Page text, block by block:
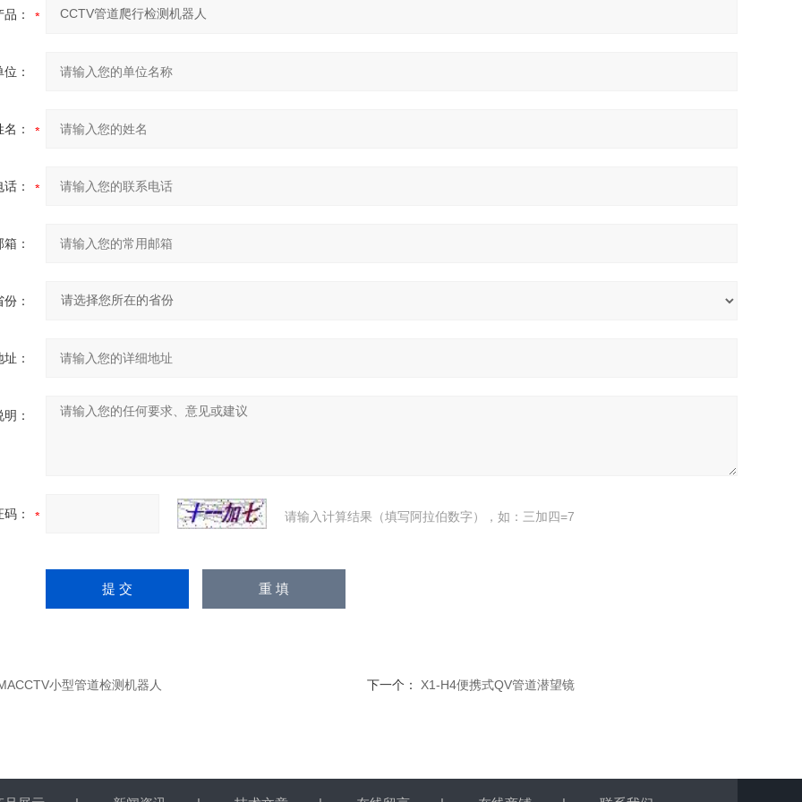
品：
：
：
：
：
份：
：
：
： 请输入计算结果（填写阿拉伯数字），如：三加四=7
小型管道检测机器人 下一个： X1-H4便携式QV管道潜望镜